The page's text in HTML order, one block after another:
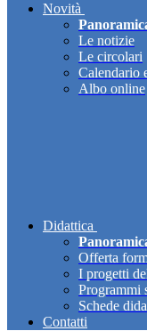
Novità
Le notizie
Le circolari
Calendario
Albo online
Didattica
Offerta
I progetti
Programmi
Schede
Contatti